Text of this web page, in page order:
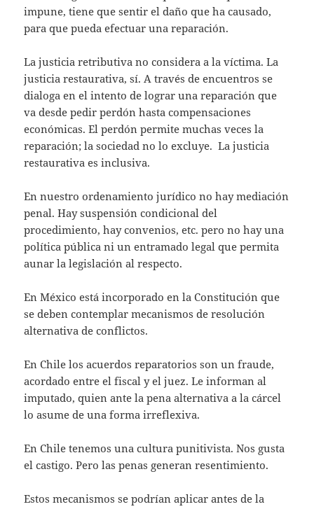
impune, tiene que sentir el daño que ha causado,
para que pueda efectuar una reparación.
La justicia retributiva no considera a la víctima. La
justicia restaurativa, sí. A través de encuentros se
dialoga en el intento de lograr una reparación que
va desde pedir perdón hasta compensaciones
económicas. El perdón permite muchas veces la
reparación; la sociedad no lo excluye. La justicia
restaurativa es inclusiva.
En nuestro ordenamiento jurídico no hay mediación
penal. Hay suspensión condicional del
procedimiento, hay convenios, etc. pero no hay una
política pública ni un entramado legal que permita
aunar la legislación al respecto.
En México está incorporado en la Constitución que
se deben contemplar mecanismos de resolución
alternativa de conflictos.
En Chile los acuerdos reparatorios son un fraude,
acordado entre el fiscal y el juez. Le informan al
imputado, quien ante la pena alternativa a la cárcel
lo asume de una forma irreflexiva.
En Chile tenemos una cultura punitivista. Nos gusta
el castigo. Pero las penas generan resentimiento.
Estos mecanismos se podrían aplicar antes de la